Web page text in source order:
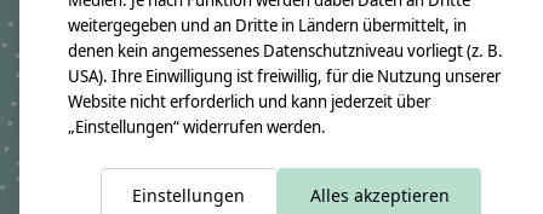
Durchmesser ca. 11cm
Bezugmaterial:
100% Baumwollstoff OEKO-TEX 100
Material des Rohlings:
100% Pappe
Pflegehinweis:
Der Papprohling ist nicht waschbar.
weitergegeben und an Dritte in Ländern übermittelt, in
denen kein angemessenes Datenschutzniveau vorliegt (z. B.
USA). Ihre Einwilligung ist freiwillig, für die Nutzung unserer
Website nicht erforderlich und kann jederzeit über
„Einstellungen“ widerrufen werden.
Einstellungen Alles akzeptieren